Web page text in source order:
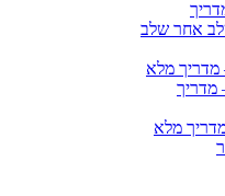
אחר שלב
מלא
מדריך
מלא